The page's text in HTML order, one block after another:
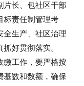
片长、包社区干部
标责任制管理考
全生产、社区治理
好贯彻落实。
缴工作，要严格按
基数和数额，确保